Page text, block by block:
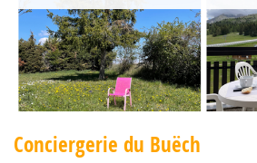
Conciergerie du Buëch